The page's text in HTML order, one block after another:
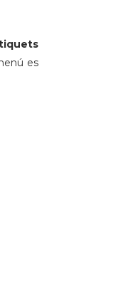
es